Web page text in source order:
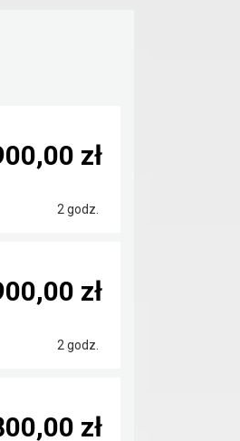
2 godz.
zł
2 godz.
zł
zł